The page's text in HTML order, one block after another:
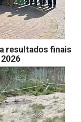
resultados finais